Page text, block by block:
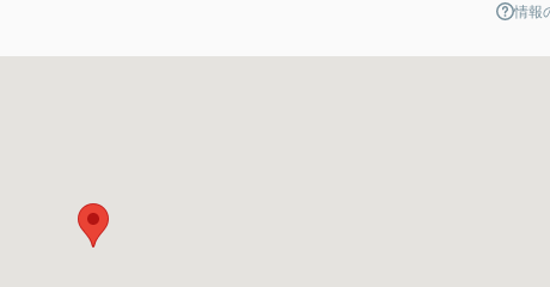
情報